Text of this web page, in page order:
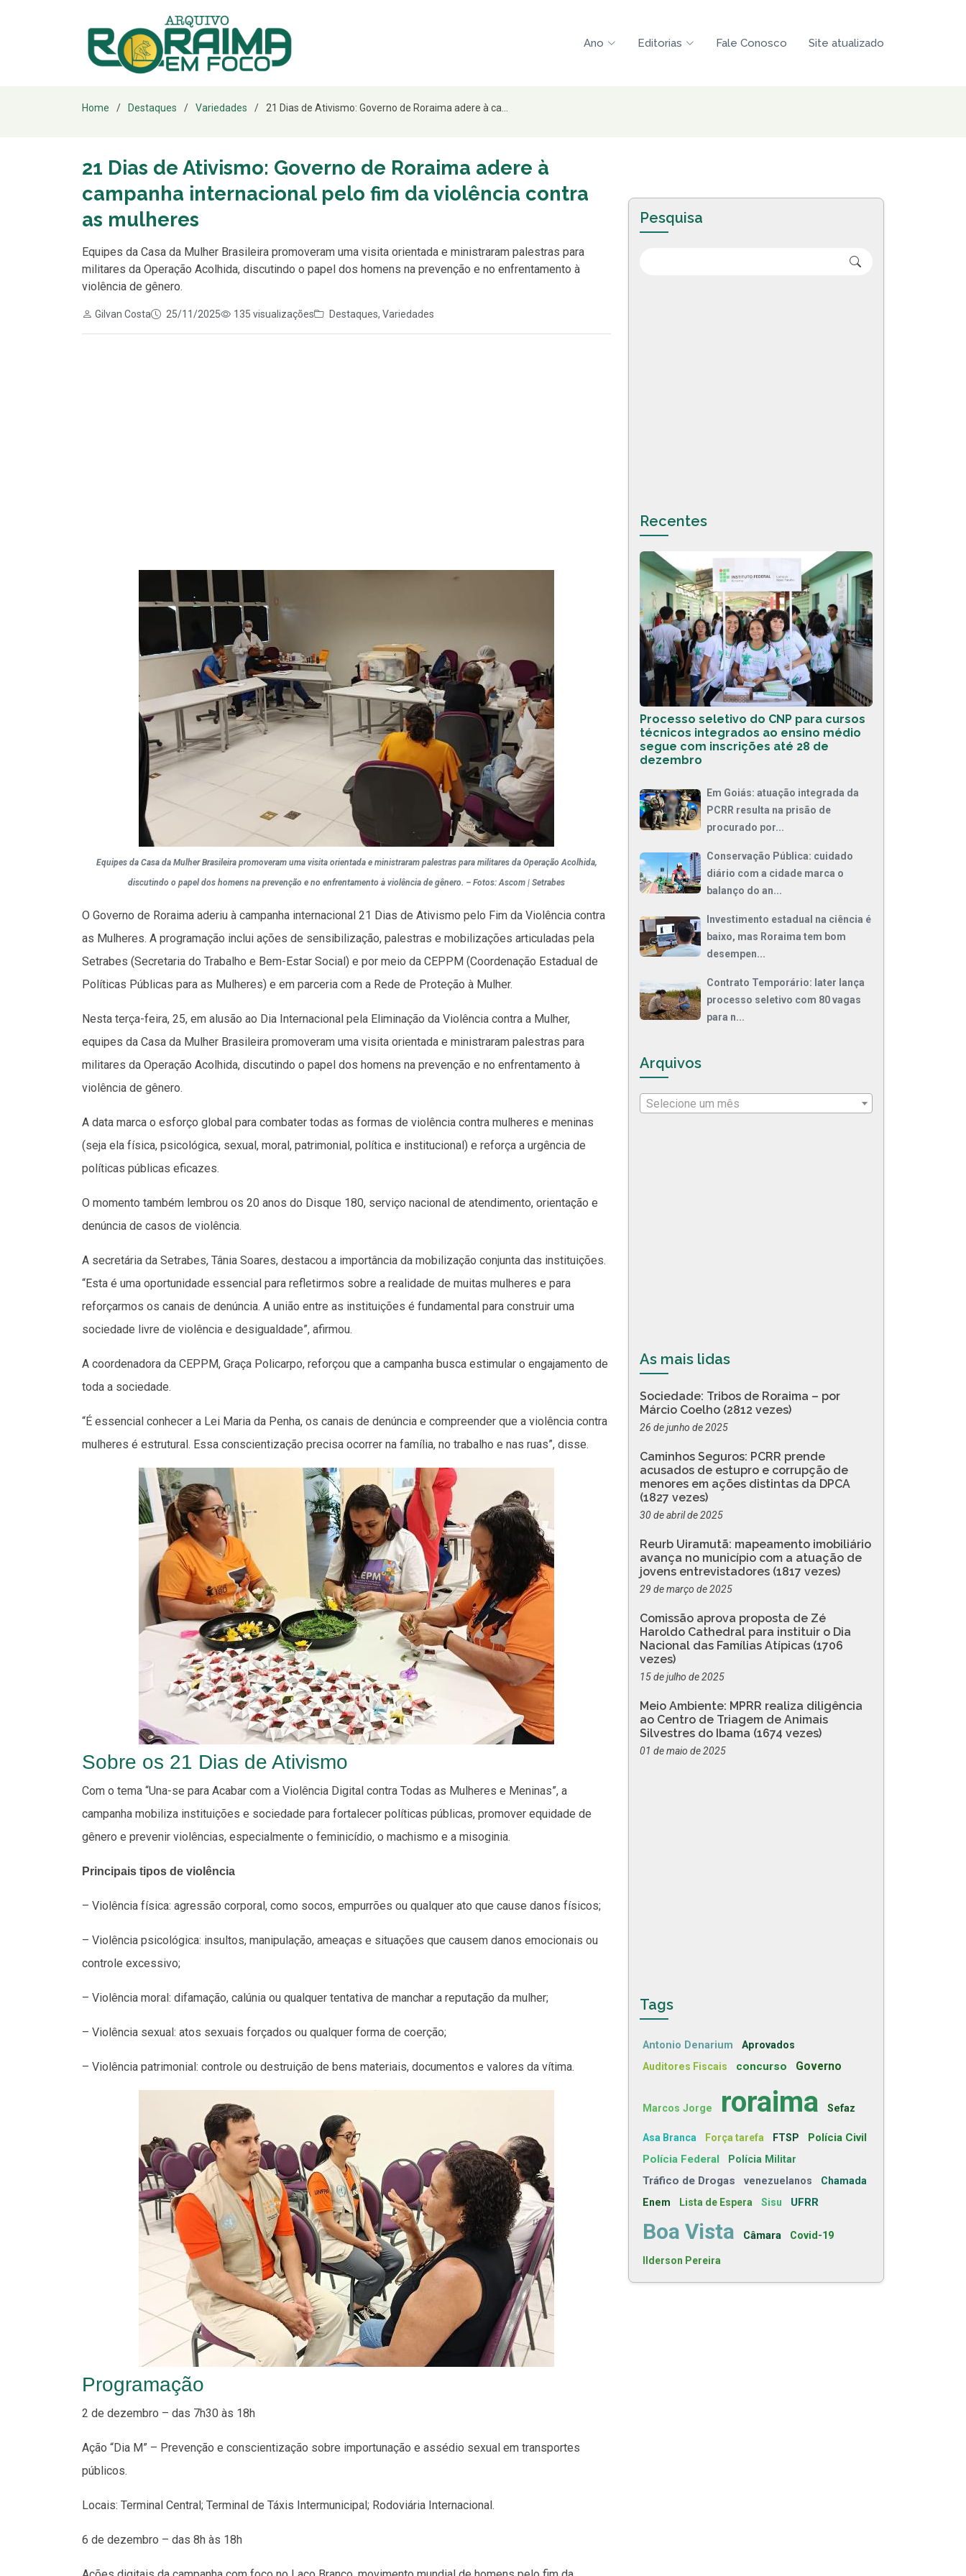
Ano Editorias Fale Conosco Site atualizado
Home Destaques Variedades 21 Dias de Ativismo: Governo de Roraima adere à ca...
21 Dias de Ativismo: Governo de Roraima adere à
campanha internacional pelo fim da violência contra
as mulheres
Equipes da Casa da Mulher Brasileira promoveram uma visita orientada e ministraram palestras para
militares da Operação Acolhida, discutindo o papel dos homens na prevenção e no enfrentamento à
violência de gênero.
Gilvan Costa 25/11/2025 135 visualizações Destaques, Variedades
Equipes da Casa da Mulher Brasileira promoveram uma visita orientada e ministraram palestras para militares da Operação Acolhida,
discutindo o papel dos homens na prevenção e no enfrentamento à violência de gênero. – Fotos: Ascom | Setrabes
O Governo de Roraima aderiu à campanha internacional 21 Dias de Ativismo pelo Fim da Violência contra
as Mulheres. A programação inclui ações de sensibilização, palestras e mobilizações articuladas pela
Setrabes (Secretaria do Trabalho e Bem-Estar Social) e por meio da CEPPM (Coordenação Estadual de
Políticas Públicas para as Mulheres) e em parceria com a Rede de Proteção à Mulher.
Nesta terça-feira, 25, em alusão ao Dia Internacional pela Eliminação da Violência contra a Mulher,
equipes da Casa da Mulher Brasileira promoveram uma visita orientada e ministraram palestras para
militares da Operação Acolhida, discutindo o papel dos homens na prevenção e no enfrentamento à
violência de gênero.
A data marca o esforço global para combater todas as formas de violência contra mulheres e meninas
(seja ela física, psicológica, sexual, moral, patrimonial, política e institucional) e reforça a urgência de
políticas públicas eficazes.
O momento também lembrou os 20 anos do Disque 180, serviço nacional de atendimento, orientação e
denúncia de casos de violência.
A secretária da Setrabes, Tânia Soares, destacou a importância da mobilização conjunta das instituições.
“Esta é uma oportunidade essencial para refletirmos sobre a realidade de muitas mulheres e para
reforçarmos os canais de denúncia. A união entre as instituições é fundamental para construir uma
sociedade livre de violência e desigualdade”, afirmou.
A coordenadora da CEPPM, Graça Policarpo, reforçou que a campanha busca estimular o engajamento de
toda a sociedade.
“É essencial conhecer a Lei Maria da Penha, os canais de denúncia e compreender que a violência contra
mulheres é estrutural. Essa conscientização precisa ocorrer na família, no trabalho e nas ruas”, disse.
Sobre os 21 Dias de Ativismo
Com o tema “Una-se para Acabar com a Violência Digital contra Todas as Mulheres e Meninas”, a
campanha mobiliza instituições e sociedade para fortalecer políticas públicas, promover equidade de
gênero e prevenir violências, especialmente o feminicídio, o machismo e a misoginia.
Principais tipos de violência
– Violência física: agressão corporal, como socos, empurrões ou qualquer ato que cause danos físicos;
– Violência psicológica: insultos, manipulação, ameaças e situações que causem danos emocionais ou
controle excessivo;
– Violência moral: difamação, calúnia ou qualquer tentativa de manchar a reputação da mulher;
– Violência sexual: atos sexuais forçados ou qualquer forma de coerção;
– Violência patrimonial: controle ou destruição de bens materiais, documentos e valores da vítima.
Programação
2 de dezembro – das 7h30 às 18h
Ação “Dia M” – Prevenção e conscientização sobre importunação e assédio sexual em transportes
públicos.
Locais: Terminal Central; Terminal de Táxis Intermunicipal; Rodoviária Internacional.
6 de dezembro – das 8h às 18h
Pesquisa
Recentes
Processo seletivo do CNP para cursos
técnicos integrados ao ensino médio
segue com inscrições até 28 de
dezembro
Em Goiás: atuação integrada da
PCRR resulta na prisão de
procurado por...
Conservação Pública: cuidado
diário com a cidade marca o
balanço do an...
Investimento estadual na ciência é
baixo, mas Roraima tem bom
desempen...
Contrato Temporário: Iater lança
processo seletivo com 80 vagas
para n...
Arquivos
Selecione um mês
As mais lidas
Sociedade: Tribos de Roraima – por
Márcio Coelho (2812 vezes)
26 de junho de 2025
Caminhos Seguros: PCRR prende
acusados de estupro e corrupção de
menores em ações distintas da DPCA
(1827 vezes)
30 de abril de 2025
Reurb Uiramutã: mapeamento imobiliário
avança no município com a atuação de
jovens entrevistadores (1817 vezes)
29 de março de 2025
Comissão aprova proposta de Zé
Haroldo Cathedral para instituir o Dia
Nacional das Famílias Atípicas (1706
vezes)
15 de julho de 2025
Meio Ambiente: MPRR realiza diligência
ao Centro de Triagem de Animais
Silvestres do Ibama (1674 vezes)
01 de maio de 2025
Tags
Antonio Denarium Aprovados
Auditores Fiscais concurso Governo
Marcos Jorge roraima Sefaz
Asa Branca Força tarefa FTSP
Polícia Civil
Polícia Federal
Polícia Militar
Tráfico de Drogas venezuelanos
Chamada
Enem
Lista de Espera Sisu UFRR
Boa Vista Câmara Covid-19
Ilderson Pereira